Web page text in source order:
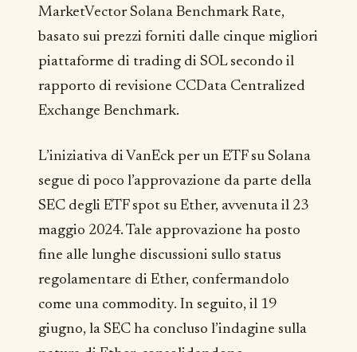
MarketVector Solana Benchmark Rate,
basato sui prezzi forniti dalle cinque migliori
piattaforme di trading di SOL secondo il
rapporto di revisione CCData Centralized
Exchange Benchmark.
L’iniziativa di VanEck per un ETF su Solana
segue di poco l’approvazione da parte della
SEC degli ETF spot su Ether, avvenuta il 23
maggio 2024. Tale approvazione ha posto
fine alle lunghe discussioni sullo status
regolamentare di Ether, confermandolo
come una commodity. In seguito, il 19
giugno, la SEC ha concluso l’indagine sulla